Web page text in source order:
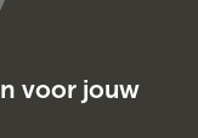
voor jouw